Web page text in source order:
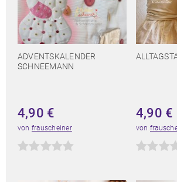
ADVENTSKALENDER
SCHNEEMANN
4,90 €
von frauscheiner
4,90 €
von